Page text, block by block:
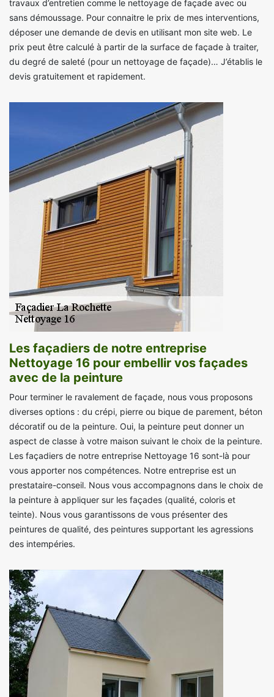
travaux d’entretien comme le nettoyage de façade avec ou
sans démoussage. Pour connaitre le prix de mes interventions,
déposer une demande de devis en utilisant mon site web. Le
prix peut être calculé à partir de la surface de façade à traiter,
du degré de saleté (pour un nettoyage de façade)… J’établis le
devis gratuitement et rapidement.
Les façadiers de notre entreprise
Nettoyage 16 pour embellir vos façades
avec de la peinture
Pour terminer le ravalement de façade, nous vous proposons
diverses options : du crépi, pierre ou bique de parement, béton
décoratif ou de la peinture. Oui, la peinture peut donner un
aspect de classe à votre maison suivant le choix de la peinture.
Les façadiers de notre entreprise Nettoyage 16 sont-là pour
vous apporter nos compétences. Notre entreprise est un
prestataire-conseil. Nous vous accompagnons dans le choix de
la peinture à appliquer sur les façades (qualité, coloris et
teinte). Nous vous garantissons de vous présenter des
peintures de qualité, des peintures supportant les agressions
des intempéries.